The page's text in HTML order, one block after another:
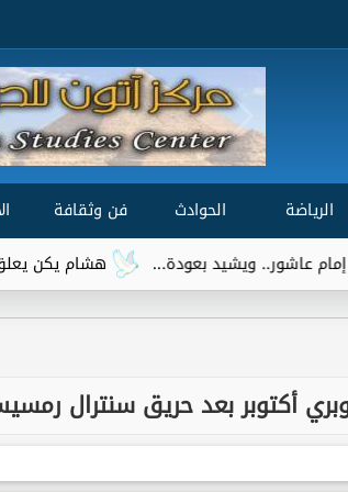
الرياضة الحوادث فن وثقافة
هشام يكن يعلق على ويشيد بعودة...
أكتوبر بعد حريق سنترال